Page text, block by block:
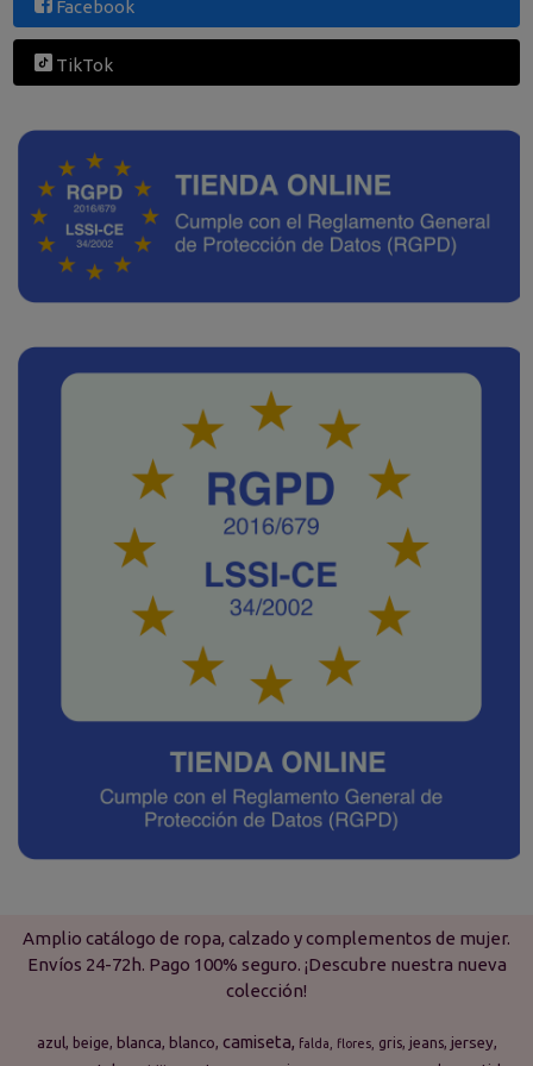
Facebook
TikTok
Amplio catálogo de ropa, calzado y complementos de mujer.
Envíos 24-72h. Pago 100% seguro. ¡Descubre nuestra nueva
colección!
azul beige blanca blanco camiseta falda flores gris jeans jersey